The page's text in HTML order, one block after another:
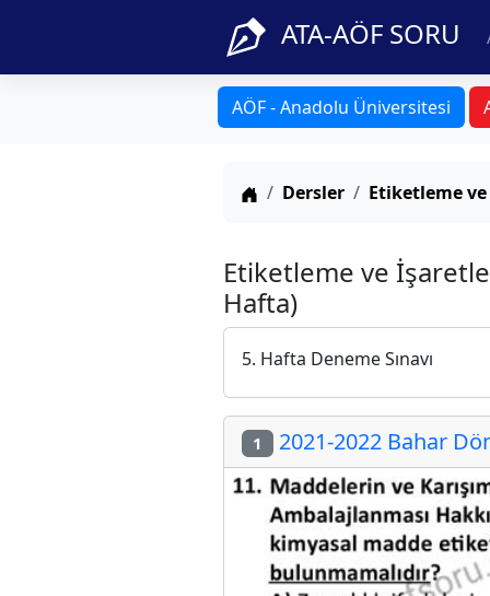
ATA-AÖF SORU
AÖF - Anadolu Üniversitesi
Anasayfa
Dersler Etiketleme
Etiketleme ve
Hafta)
5. Hafta Deneme Sınavı
1 2021-2022 Bahar